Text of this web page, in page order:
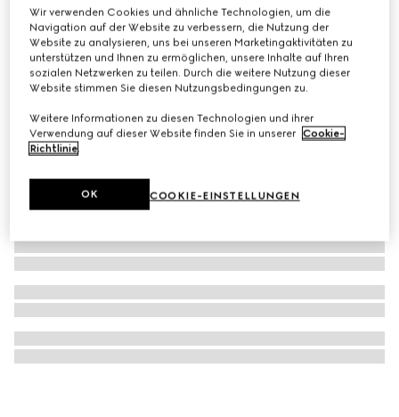
The Alchemist's Garden, Muschio Mineralis, 50 ml, Eau de
Parfum
€ 240
Wir verwenden Cookies und ähnliche Technologien, um die
Navigation auf der Website zu verbessern, die Nutzung der
Website zu analysieren, uns bei unseren Marketingaktivitäten zu
unterstützen und Ihnen zu ermöglichen, unsere Inhalte auf Ihren
sozialen Netzwerken zu teilen. Durch die weitere Nutzung dieser
Website stimmen Sie diesen Nutzungsbedingungen zu.
Weitere Informationen zu diesen Technologien und ihrer
Verwendung auf dieser Website finden Sie in unserer Cookie-
Richtlinie.
COOKIE-EINSTELLUNGEN
OK